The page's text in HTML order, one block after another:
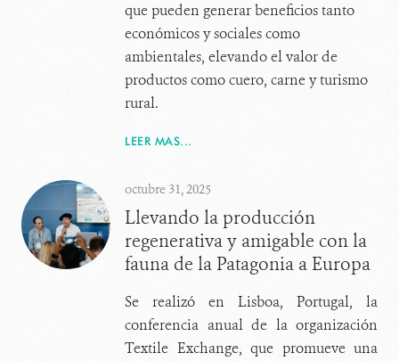
que pueden generar beneficios tanto
económicos y sociales como
ambientales, elevando el valor de
productos como cuero, carne y turismo
rural.
LEER MAS...
octubre 31, 2025
Llevando la producción
regenerativa y amigable con la
fauna de la Patagonia a Europa
Se realizó en Lisboa, Portugal, la
conferencia anual de la organización
Textile Exchange, que promueve una